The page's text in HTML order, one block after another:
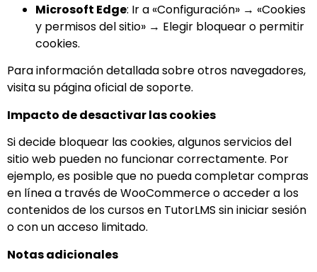
Microsoft Edge: Ir a «Configuración» → «Cookies
y permisos del sitio» → Elegir bloquear o permitir
cookies.
Para información detallada sobre otros navegadores,
visita su página oficial de soporte.
Impacto de desactivar las cookies
Si decide bloquear las cookies, algunos servicios del
sitio web pueden no funcionar correctamente. Por
ejemplo, es posible que no pueda completar compras
en línea a través de WooCommerce o acceder a los
contenidos de los cursos en TutorLMS sin iniciar sesión
o con un acceso limitado.
Notas adicionales